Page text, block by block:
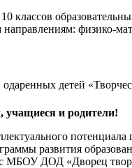
классов
физико-
детей
учащиеся и родители!
развития
с МБОУ ДОД «Дворец